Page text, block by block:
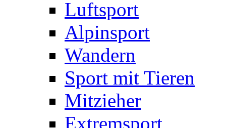
Luftsport
Alpinsport
Wandern
Sport mit Tieren
Mitzieher
Extremsport